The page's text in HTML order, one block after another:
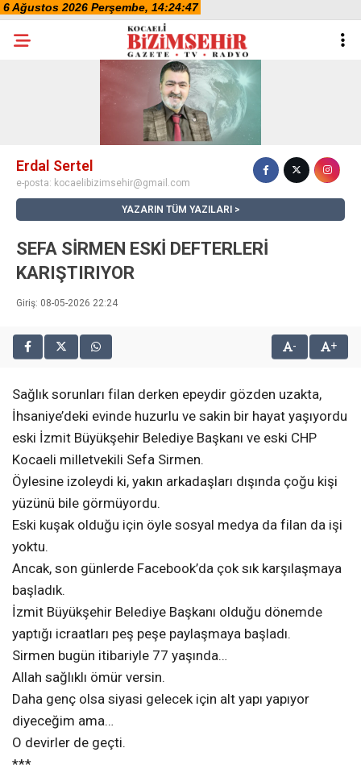
Erdal Sertel
e-posta: kocaelibizimsehir@gmail.com
YAZARIN TÜM YAZILARI
SEFA SİRMEN ESKİ DEFTERLERİ
KARIŞTIRIYOR
Giriş: 08-05-2026 22:24
- +
Sağlık sorunları filan derken epeydir gözden uzakta,
İhsaniye’deki evinde huzurlu ve sakin bir hayat yaşıyordu
eski İzmit Büyükşehir Belediye Başkanı ve eski CHP
Kocaeli milletvekili Sefa Sirmen.
Öylesine izoleydi ki, yakın arkadaşları dışında çoğu kişi
yüzünü bile görmüyordu.
Eski kuşak olduğu için öyle sosyal medya da filan da işi
yoktu.
Ancak, son günlerde Facebook’da çok sık karşılaşmaya
başladık.
İzmit Büyükşehir Belediye Başkanı olduğu dönemde
yaptığı icraatları peş peşe paylaşmaya başladı.
Sirmen bugün itibariyle 77 yaşında…
Allah sağlıklı ömür versin.
Daha genç olsa siyasi gelecek için alt yapı yapıyor
diyeceğim ama…
O devirler de geçti.
***